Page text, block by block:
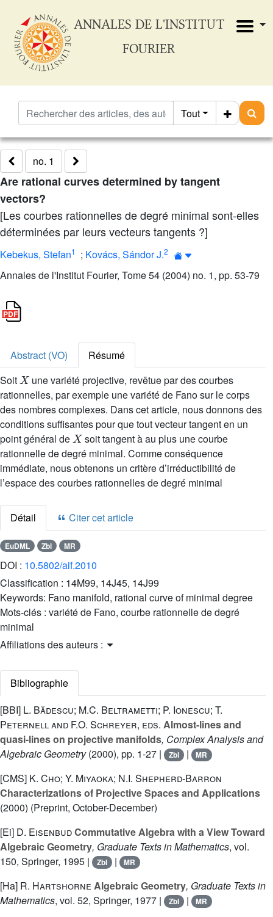
ANNALES DE L'INSTITUT
FOURIER
Tout
no. 1
Are rational curves determined by tangent
vectors?
[Les courbes rationnelles de degré minimal sont-elles
déterminées par leurs vecteurs tangents ?]
Kebekus, Stefan1 ; Kovács, Sándor J.2
Annales de l'Institut Fourier, Tome 54 (2004) no. 1, pp. 53-79
Abstract (VO)
Résumé
Soit
X
une variété projective, revêtue par des courbes
rationnelles, par exemple une variété de Fano sur le corps
des nombres complexes. Dans cet article, nous donnons des
conditions suffisantes pour que tout vecteur tangent en un
point général de
X
soit tangent à au plus une courbe
rationnelle de degré minimal. Comme conséquence
immédiate, nous obtenons un critère d’irréductibilité de
l’espace des courbes rationnelles de degré minimal
Détail Citer cet article
EuDML Zbl MR
DOI : 10.5802/aif.2010
Classification : 14M99, 14J45, 14J99
Keywords: Fano manifold, rational curve of minimal degree
Mots-clés : variété de Fano, courbe rationnelle de degré
minimal
Affiliations des auteurs :
Bibliographie
[BBI] L. Bădescu; M.C. Beltrametti; P. Ionescu; T.
Peternell and F.O. Schreyer, eds. Almost-lines and
quasi-lines on projective manifolds, Complex Analysis and
Algebraic Geometry(2000), pp. 1-27 | Zbl | MR
[CMS] K. Cho; Y. Miyaoka; N.I. Shepherd-Barron
Characterizations of Projective Spaces and Applications
(2000) (Preprint, October-December)
[Ei] D. EisenbudCommutative Algebra with a View Toward
Algebraic Geometry, Graduate Texts in Mathematics, vol.
150, Springer, 1995 | Zbl | MR
[Ha] R. Hartshorne Algebraic Geometry, Graduate Texts in
Mathematics, vol. 52, Springer, 1977 | Zbl | MR